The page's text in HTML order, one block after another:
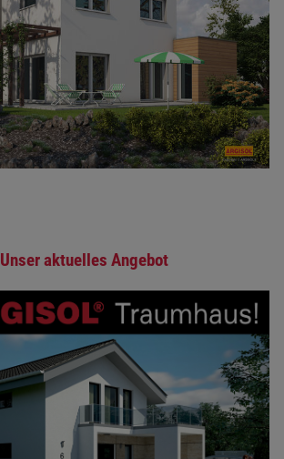
Unser aktuelles Angebot